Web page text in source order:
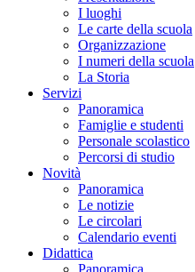
I luoghi
Le carte della scuola
Organizzazione
I numeri della scuola
La Storia
Servizi
Panoramica
Famiglie e studenti
Personale scolastico
Percorsi di studio
Novità
Panoramica
Le notizie
Le circolari
Calendario eventi
Didattica
Panoramica